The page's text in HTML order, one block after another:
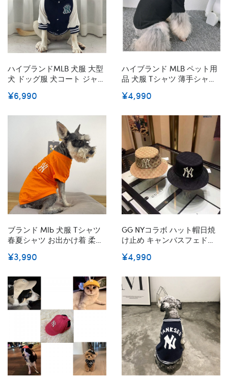
ハイブランドMLB 犬服 大型
犬 ドッグ服 犬コート ジャケ
しゃれ ペット用品 愛犬猫 誕
¥6,990
ハイブランド MLB ペット用
品 犬服 Tシャツ 薄手シャツ
トシャツ 刺繍ロゴ付き ファ
ウェア 脱毛保護 おしゃれ
XS - 2XL
¥4,990
ブランド Mlb 犬服 Tシャツ
春夏シャツ お出かけ着 柔ら
ックス ペット服 着心良い 綿
袖 猫服 通気性抜群 XS - 2XL
¥3,990
GG NYコラボ ハット帽日焼
け止め キャンバスフェドラ
ケットハット オシャレ カジ
¥4,990